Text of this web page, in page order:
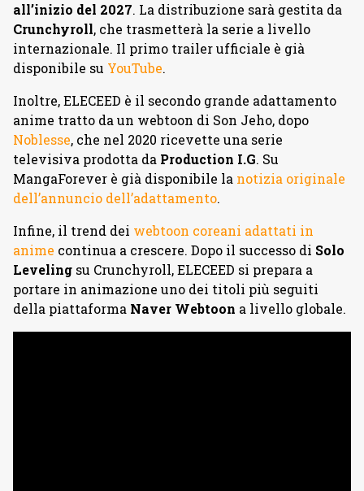
all’inizio del 2027. La distribuzione sarà gestita da
Crunchyroll, che trasmetterà la serie a livello
internazionale. Il primo trailer ufficiale è già
disponibile su YouTube.
Inoltre, ELECEED è il secondo grande adattamento
anime tratto da un webtoon di Son Jeho, dopo
Noblesse, che nel 2020 ricevette una serie
televisiva prodotta da Production I.G. Su
MangaForever è già disponibile la notizia originale
dell’annuncio dell’adattamento.
Infine, il trend dei webtoon coreani adattati in
anime continua a crescere. Dopo il successo di Solo
Leveling su Crunchyroll, ELECEED si prepara a
portare in animazione uno dei titoli più seguiti
della piattaforma Naver Webtoon a livello globale.